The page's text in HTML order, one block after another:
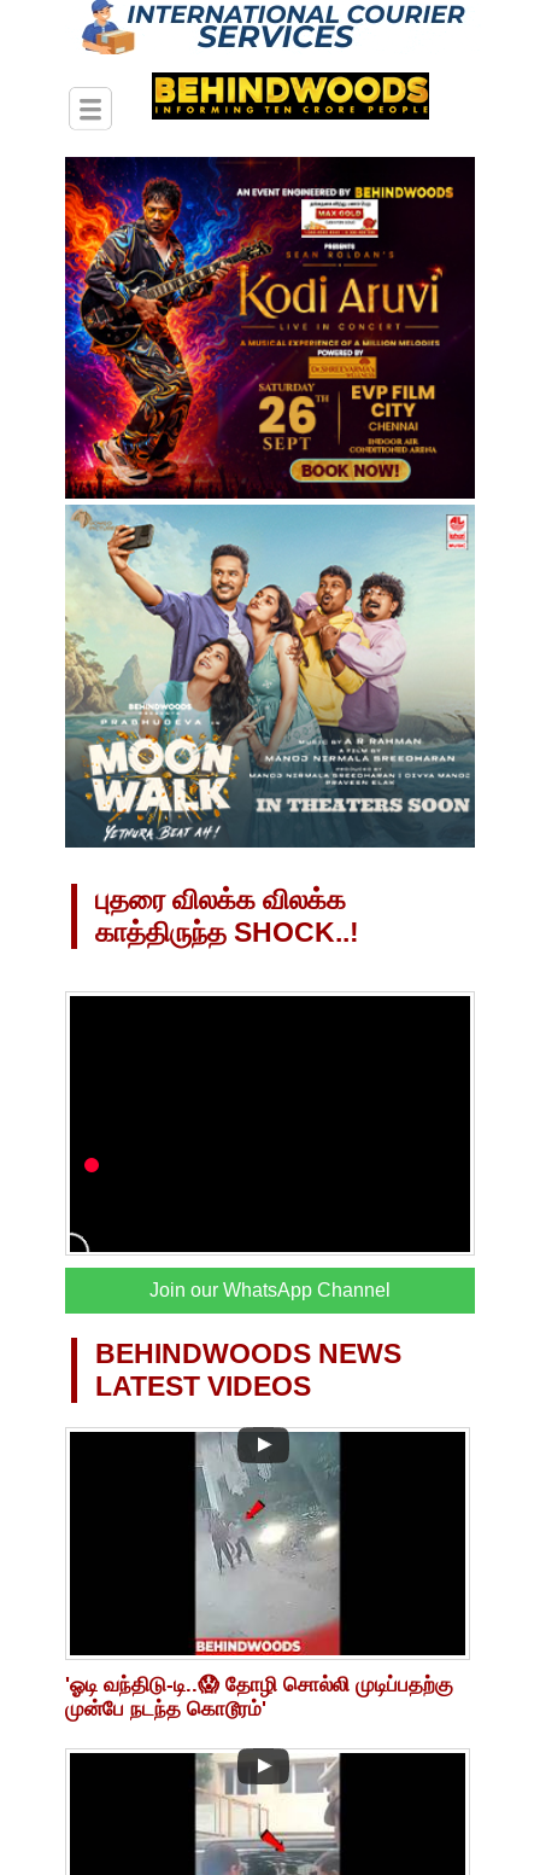
புதரை விலக்க விலக்க
காத்திருந்த SHOCK..!
Join our WhatsApp Channel
BEHINDWOODS NEWS
LATEST VIDEOS
'ஓடி வந்திடு-டி..😱 தோழி சொல்லி முடிப்பதற்கு
முன்பே நடந்த கொடூரம்'